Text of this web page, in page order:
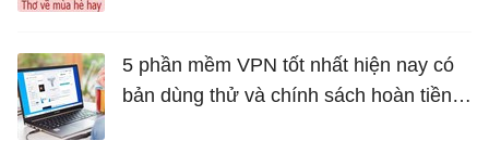
5 phần mềm VPN tốt nhất hiện nay có
bản dùng thử và chính sách hoàn tiền